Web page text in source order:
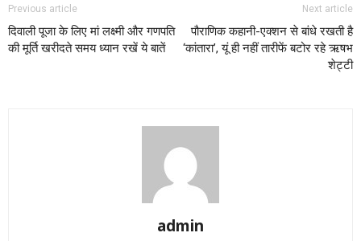
Previous article
दिवाली पूजा के लिए मां लक्ष्मी और गणपति
की मूर्ति खरीदते समय ध्यान रखें ये बातें
Next article
पौराणिक कहानी-एक्शन से बांधे रखती है
‘कांतारा’, यूं ही नहीं तारीफें बटोर रहे ऋषभ
शेट्टी
admin